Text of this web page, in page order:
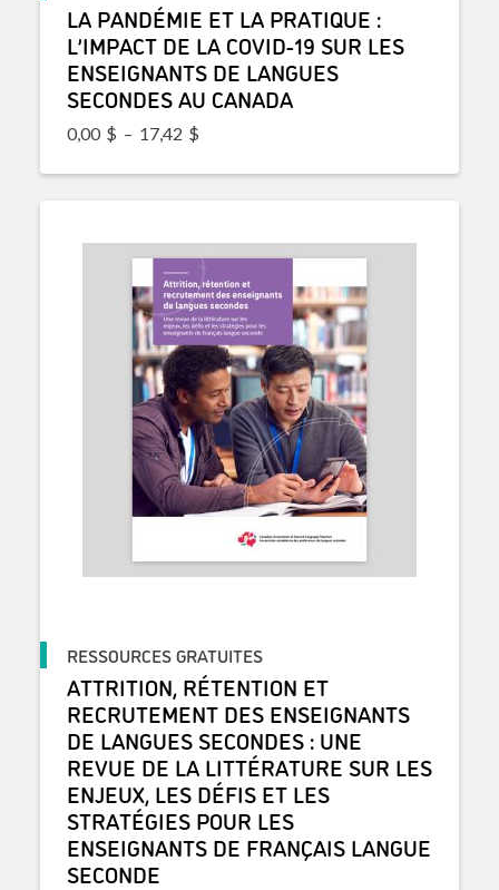
LA PANDÉMIE ET LA PRATIQUE :
L’IMPACT DE LA COVID-19 SUR LES
ENSEIGNANTS DE LANGUES
SECONDES AU CANADA
0,00 $ – 17,42 $
RESSOURCES GRATUITES
ATTRITION, RÉTENTION ET
RECRUTEMENT DES ENSEIGNANTS
DE LANGUES SECONDES : UNE
REVUE DE LA LITTÉRATURE SUR LES
ENJEUX, LES DÉFIS ET LES
STRATÉGIES POUR LES
ENSEIGNANTS DE FRANÇAIS LANGUE
SECONDE